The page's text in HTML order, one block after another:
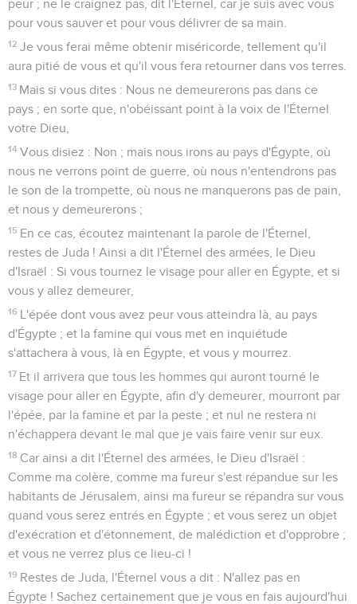
peur ; ne le craignez pas, dit l'Éternel, car je suis avec vous
pour vous sauver et pour vous délivrer de sa main.
12 Je vous ferai même obtenir miséricorde, tellement qu'il
aura pitié de vous et qu'il vous fera retourner dans vos terres.
13 Mais si vous dites : Nous ne demeurerons pas dans ce
pays ; en sorte que, n'obéissant point à la voix de l'Éternel
votre Dieu,
14 Vous disiez : Non ; mais nous irons au pays d'Égypte, où
nous ne verrons point de guerre, où nous n'entendrons pas
le son de la trompette, où nous ne manquerons pas de pain,
et nous y demeurerons ;
15 En ce cas, écoutez maintenant la parole de l'Éternel,
restes de Juda ! Ainsi a dit l'Éternel des armées, le Dieu
d'Israël : Si vous tournez le visage pour aller en Égypte, et si
vous y allez demeurer,
16 L'épée dont vous avez peur vous atteindra là, au pays
d'Égypte ; et la famine qui vous met en inquiétude
s'attachera à vous, là en Égypte, et vous y mourrez.
17 Et il arrivera que tous les hommes qui auront tourné le
visage pour aller en Égypte, afin d'y demeurer, mourront par
l'épée, par la famine et par la peste ; et nul ne restera ni
n'échappera devant le mal que je vais faire venir sur eux.
18 Car ainsi a dit l'Éternel des armées, le Dieu d'Israël :
Comme ma colère, comme ma fureur s'est répandue sur les
habitants de Jérusalem, ainsi ma fureur se répandra sur vous
quand vous serez entrés en Égypte ; et vous serez un objet
d'exécration et d'étonnement, de malédiction et d'opprobre ;
et vous ne verrez plus ce lieu-ci !
19 Restes de Juda, l'Éternel vous a dit : N'allez pas en
Égypte ! Sachez certainement que je vous en fais aujourd'hui